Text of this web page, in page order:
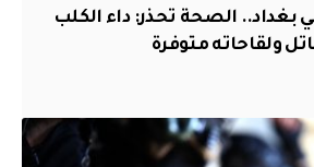
بغداد.. الصحة تحذر: داء الكلب
ولقاحاته متوفرة